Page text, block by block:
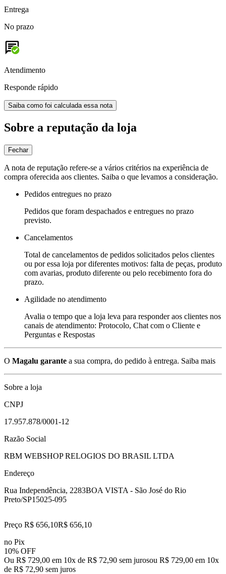
Entrega
No prazo
Atendimento
Responde rápido
Saiba como foi calculada essa nota
Sobre a reputação da loja
Fechar
A nota de reputação refere-se a vários critérios na experiência de
compra oferecida aos clientes. Saiba o que levamos a consideração.
Pedidos entregues no prazo
Pedidos que foram despachados e entregues no prazo
previsto.
Cancelamentos
Total de cancelamentos de pedidos solicitados pelos clientes
ou por essa loja por diferentes motivos: falta de peças, produto
com avarias, produto diferente ou pelo recebimento fora do
prazo.
Agilidade no atendimento
Avalia o tempo que a loja leva para responder aos clientes nos
canais de atendimento: Protocolo, Chat com o Cliente e
Perguntas e Respostas
O Magalu garante a sua compra, do pedido à entrega. Saiba mais
Sobre a loja
CNPJ
17.957.878/0001-12
Razão Social
RBM WEBSHOP RELOGIOS DO BRASIL LTDA
Endereço
Rua Independência, 2283BOA VISTA - São José do Rio
Preto/SP15025-095
Preço R$ 656,10R$ 656,10
no Pix
10% OFF
Ou R$ 729,00 em 10x de R$ 72,90 sem jurosou R$ 729,00 em 10x
de R$ 72,90 sem juros